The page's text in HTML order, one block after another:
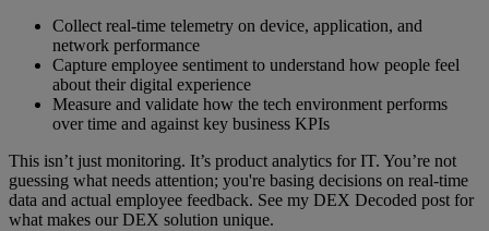
Collect real-time telemetry on device, application, and
network performance
Capture employee sentiment to understand how people feel
about their digital experience
Measure and validate how the tech environment performs
over time and against key business KPIs
This isn’t just monitoring. It’s product analytics for IT. You’re not
guessing what needs attention; you're basing decisions on real-time
data and actual employee feedback. See my DEX Decoded post for
what makes our DEX solution unique.